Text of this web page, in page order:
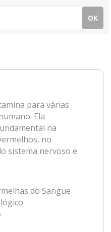
OK
para várias
Ela
na
no
sistema nervoso e
do Sangue